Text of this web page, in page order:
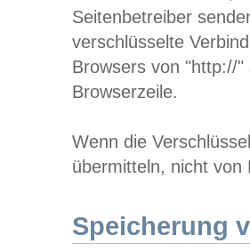
Seitenbetreiber
verschlüsselte
Browsers von "http://
Browserzeile.
Wenn die
übermitteln, nicht von
Speicherung